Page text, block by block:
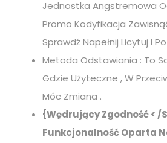
Jednostka Angstremowa
Promo Kodyfikacja
Sprawdź Napełnij Licytuj I
Metoda Odstawiania : To
Gdzie Użyteczne , W
Móc Zmiana .
{Wędrujący Zgodność < /
Funkcjonalność Oparta